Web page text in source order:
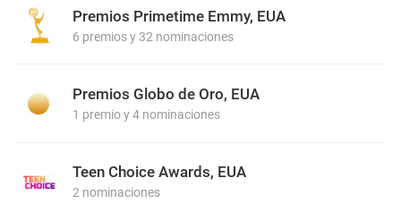
Premios Primetime Emmy, EUA
6 premios y 32 nominaciones
Premios Globo de Oro, EUA
1 premio y 4 nominaciones
Teen Choice Awards, EUA
2 nominaciones